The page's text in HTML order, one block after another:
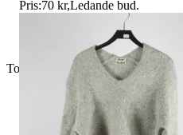
Toppsäljare
Pris:70 kr,Ledande bud.